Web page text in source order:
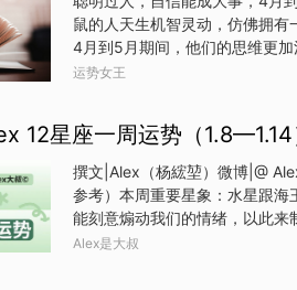
穷、交穷这五大穷。“送五穷”的
把垃圾清扫出门，意把一切晦气
新，送走贫穷困苦，祈求
鼠的人天生机智灵动，仿佛拥
4月到5月期间，他们的思维更
副业投资，属鼠者都能凭借自己
通过合理的资产配置让自己的财
包满满，从不为钱财发愁。属
勇气和决心，仿佛天生就是为
来了新的发展机遇。属虎者凭借
键问题，带领团队攻克难关。他
运势女王
12星座一周运势（1.8—1.14
撰文|Alex（杨綋堃）微博|@
参考）本周重要星象：水星跟
能刻意煽动我们的情绪，以此来
周上半周，我们不管是看到什么
Alex是大叔